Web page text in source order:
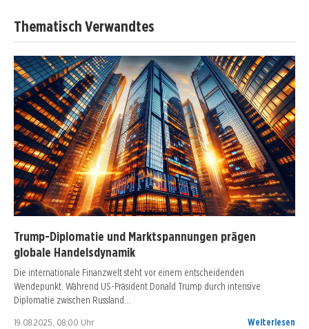
Thematisch Verwandtes
Trump-Diplomatie und Marktspannungen prägen
globale Handelsdynamik
Die internationale Finanzwelt steht vor einem entscheidenden
Wendepunkt. Während US-Präsident Donald Trump durch intensive
Diplomatie zwischen Russland…
19.08.2025, 08:00 Uhr Weiterlesen